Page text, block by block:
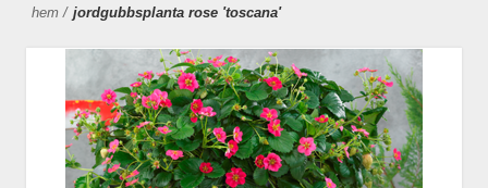
hem / jordgubbsplanta rose 'toscana'